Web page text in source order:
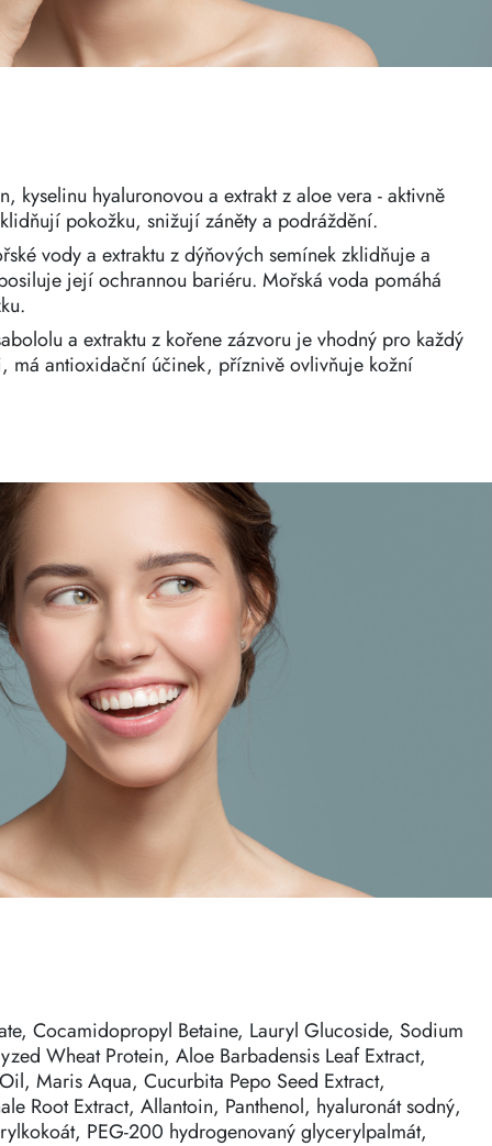
kyselinu hyaluronovou a extrakt z aloe vera - aktivně
pokožku, snižují záněty a podráždění.
vody a extraktu z dýňových semínek zklidňuje a
její ochrannou bariéru. Mořská voda pomáhá
a extraktu z kořene zázvoru je vhodný pro každý
má antioxidační účinek, příznivě ovlivňuje kožní
Cocamidopropyl Betaine, Lauryl Glucoside, Sodium
Wheat Protein, Aloe Barbadensis Leaf Extract,
Maris Aqua, Cucurbita Pepo Seed Extract,
Root Extract, Allantoin, Panthenol, hyaluronát sodný,
PEG-200 hydrogenovaný glycerylpalmát,